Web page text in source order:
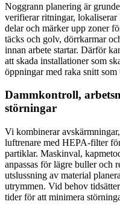
Noggrann planering är
verifierar ritningar,
delar och märker upp zoner
täcks och golv, dörrkarmar
innan arbete startar. Därför
att skada installationer som
öppningar med raka snitt
Dammkontroll,
störningar
Vi kombinerar
luftrenare med HEPA-filter
partiklar. Maskinval,
anpassas för lägre buller och
utslussning av material
utrymmen. Vid behov
tider för att minimera